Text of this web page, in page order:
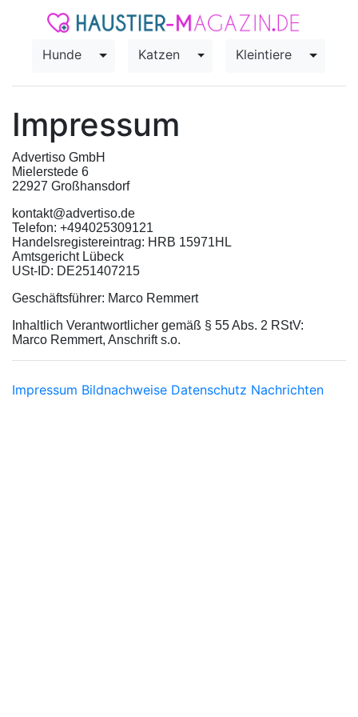
Hunde Toggle Dropdown
Katzen Toggle Dropdown
Kleintiere Toggle
Impressum
Advertiso GmbH
Mielerstede 6
22927 Großhansdorf
kontakt@advertiso.de
Telefon: +494025309121
Handelsregistereintrag: HRB 15971HL
Amtsgericht Lübeck
USt-ID: DE251407215
Geschäftsführer: Marco Remmert
Inhaltlich Verantwortlicher gemäß § 55 Abs. 2 RStV:
Marco Remmert, Anschrift s.o.
Impressum Bildnachweise Datenschutz Nachrichten